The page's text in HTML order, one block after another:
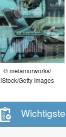
© metamorworks/
iStock/Getty Images